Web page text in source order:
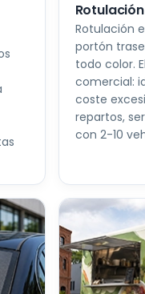
Rotulación
portón
todo color.
comercial:
coste
repartos,
con 2-10